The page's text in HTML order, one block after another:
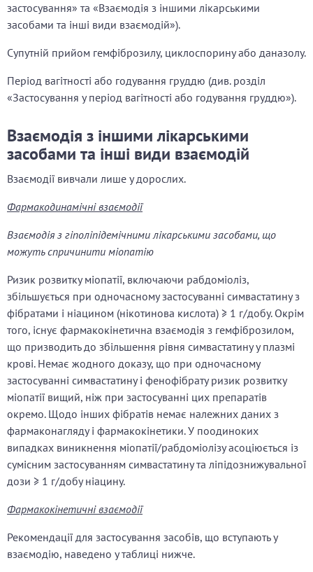
застосування» та «Взаємодія з іншими лікарськими
засобами та інші види взаємодій»).
Супутній прийом гемфіброзилу, циклоспорину або даназолу.
Період вагітності або годування груддю (див. розділ
«Застосування у період вагітності або годування груддю»).
Взаємодія з іншими лікарськими
засобами та інші види взаємодій
Взаємодії вивчали лише у дорослих.
Фармакодинамічні взаємодії
Взаємодія з гіполіпідемічними лікарськими засобами, що
можуть спричинити міопатію
Ризик розвитку міопатії, включаючи рабдоміоліз,
збільшується при одночасному застосуванні симвастатину з
фібратами і ніацином (нікотинова кислота) ≥ 1 г/добу. Окрім
того, існує фармакокінетична взаємодія з гемфіброзилом,
що призводить до збільшення рівня симвастатину у плазмі
крові. Немає жодного доказу, що при одночасному
застосуванні симвастатину і фенофібрату ризик розвитку
міопатії вищий, ніж при застосуванні цих препаратів
окремо. Щодо інших фібратів немає належних даних з
фармаконагляду і фармакокінетики. У поодиноких
випадках виникнення міопатії/рабдоміолізу асоціюється із
сумісним застосуванням симвастатину та ліпідознижувальної
дози ≥ 1 г/добу ніацину.
Фармакокінетичні взаємодії
Рекомендації для застосування засобів, що вступають у
взаємодію, наведено у таблиці нижче.